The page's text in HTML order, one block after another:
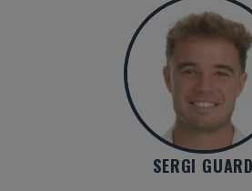
SERGI